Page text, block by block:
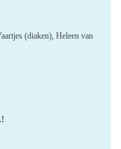
(diaken), Heleen van